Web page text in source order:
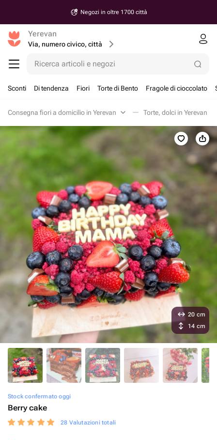
Negozi in oltre 1700 città
Yerevan
Via, numero civico, città
Ricerca articoli e negozi
Sconti Di tendenza Fiori Torte di Bento Fragole di cioccolato
Consegna fiori a domicilio in Yerevan Torte, dolci in Yerevan
Stock confermato oggi
Berry cake
28 Valutazioni totali
20 cm
14 cm